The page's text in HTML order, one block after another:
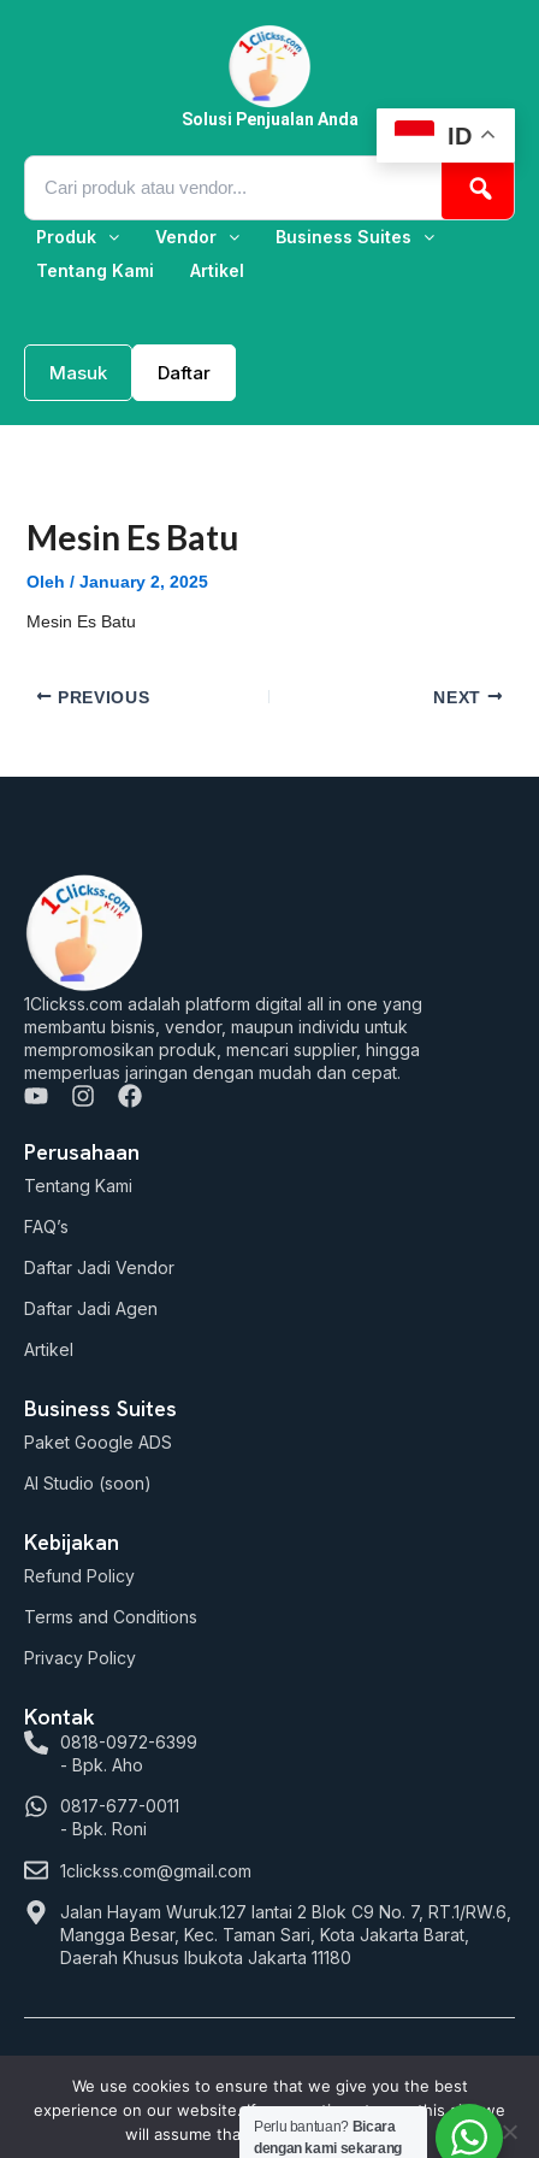
Solusi Penjualan Anda
Produk Vendor
Business Suites
Tentang Kami
Artikel
Masuk Daftar
Mesin Es Batu
Oleh / January 2, 2025
Mesin Es Batu
PREVIOUS NEXT
1Clickss.com adalah platform digital all in one yang
membantu bisnis, vendor, maupun individu untuk
mempromosikan produk, mencari supplier, hingga
memperluas jaringan dengan mudah dan cepat.
Y
u
t
u
b
e
I
s
t
a
a
F
c
e
b
k
Perusahaan
Tentang Kami
FAQ’s
Daftar Jadi Vendor
Daftar Jadi Agen
Artikel
Business Suites
Paket Google ADS
AI Studio (soon)
Kebijakan
Refund Policy
Terms and Conditions
Privacy Policy
Kontak
0818-0972-6399
- Bpk. Aho
0817-677-0011
- Bpk. Roni
1clickss.com@gmail.com
Jalan Hayam Wuruk.127 lantai 2 Blok C9 No. 7, RT.1/RW.6,
Mangga Besar, Kec. Taman Sari, Kota Jakarta Barat,
Daerah Khusus Ibukota Jakarta 11180
Payment:
ID
Perlu bantuan? Bicara
dengan kami sekarang
We use cookies to ensure that we give you the best
experience on our website. If you continue to use this site we
will assume that you are happy with it.